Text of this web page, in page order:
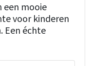
een mooie
voor kinderen
Een échte